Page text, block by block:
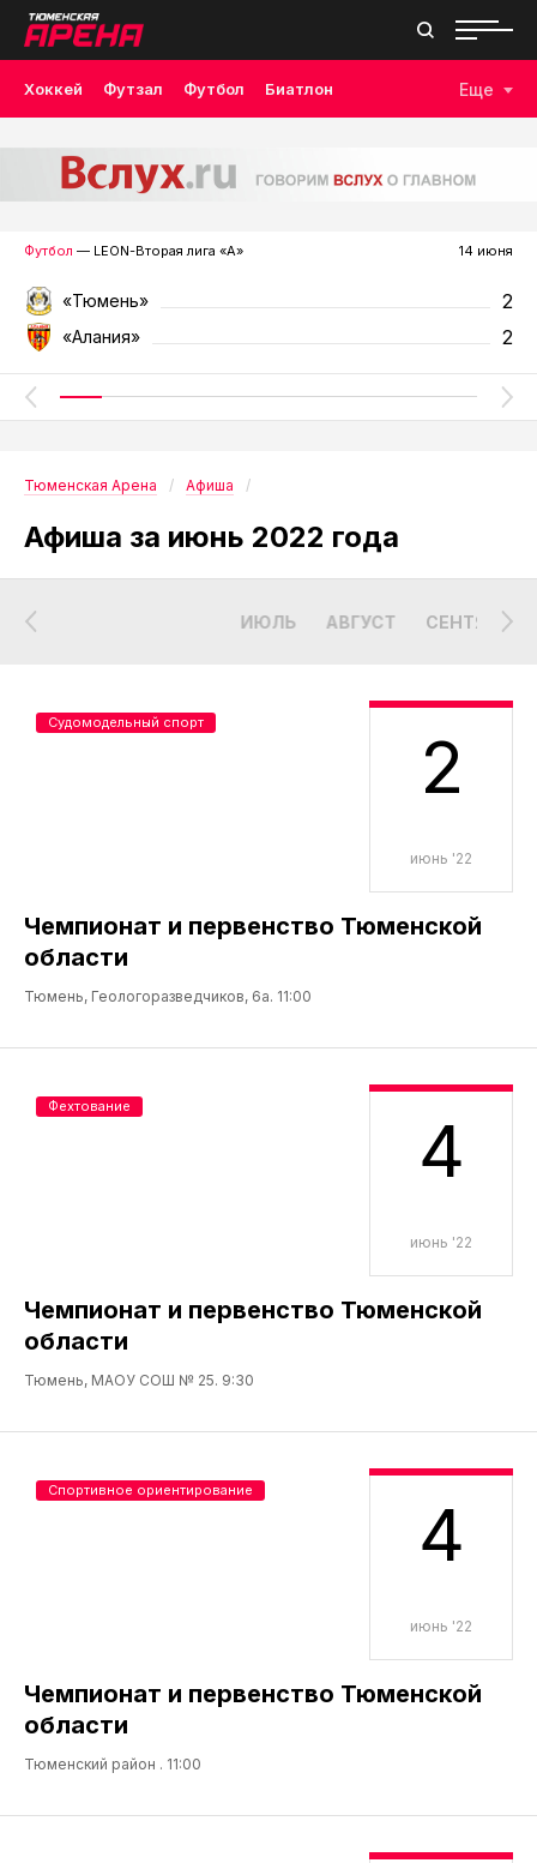
Хоккей Футзал Футбол Биатлон Еще
Футбол — LEON-Вторая лига «А» 14 июня
«Тюмень» 2
«Алания» 2
Тюменская Арена Афиша
Афиша за июнь 2022 года
ИЮЛЬ АВГУСТ СЕНТЯБРЬ
2
июнь '22
Чемпионат и первенство Тюменской
области
Тюмень, Геологоразведчиков, 6а. 11:00
Судомодельный спорт
4
июнь '22
Чемпионат и первенство Тюменской
области
Тюмень, МАОУ СОШ № 25. 9:30
Фехтование
4
июнь '22
Чемпионат и первенство Тюменской
области
Тюменский район . 11:00
Спортивное ориентирование